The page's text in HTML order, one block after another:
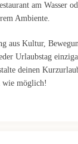
am Wasser
Ambiente.
aus Kultur,
Urlaubstag
deinen
wie möglich!